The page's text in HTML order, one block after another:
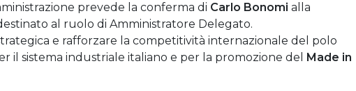
prevede la conferma di Carlo Bonomi alla
al ruolo di Amministratore Delegato.
e rafforzare la competitività internazionale del polo
il sistema industriale italiano e per la promozione del
Made in